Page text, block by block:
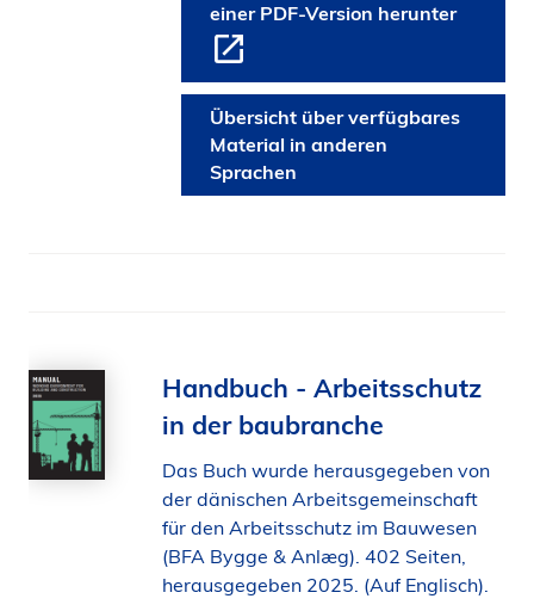
einer PDF-Version herunter
Übersicht über verfügbares
Material in anderen
Sprachen
Handbuch - Arbeitsschutz
in der baubranche
Das Buch wurde herausgegeben von
der dänischen Arbeitsgemeinschaft
für den Arbeitsschutz im Bauwesen
(BFA Bygge & Anlæg). 402 Seiten,
herausgegeben 2025. (Auf Englisch).